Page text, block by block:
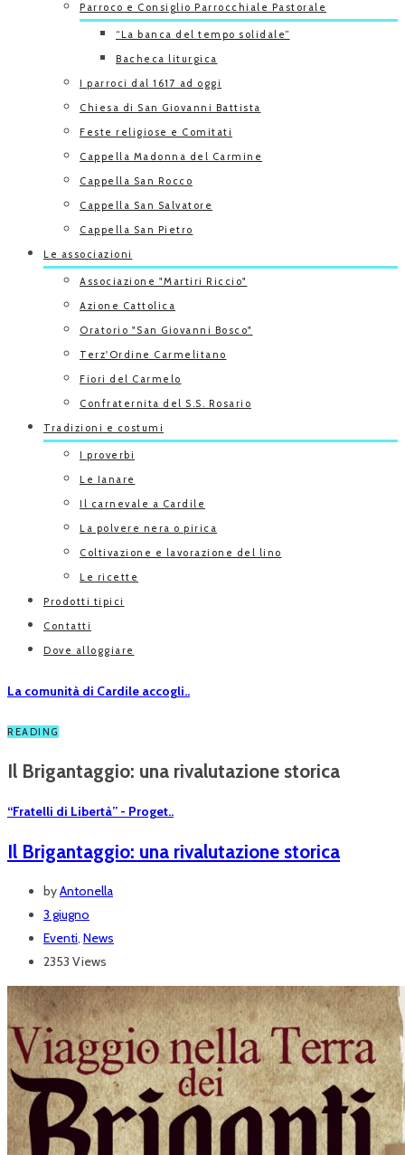
Parroco e Consiglio Parrocchiale Pastorale
“La banca del tempo solidale”
Bacheca liturgica
I parroci dal 1617 ad oggi
Chiesa di San Giovanni Battista
Feste religiose e Comitati
Cappella Madonna del Carmine
Cappella San Rocco
Cappella San Salvatore
Cappella San Pietro
Le associazioni
Associazione "Martiri Riccio"
Azione Cattolica
Oratorio "San Giovanni Bosco"
Terz'Ordine Carmelitano
Fiori del Carmelo
Confraternita del S.S. Rosario
Tradizioni e costumi
I proverbi
Le Ianare
Il carnevale a Cardile
La polvere nera o pirica
Coltivazione e lavorazione del lino
Le ricette
Prodotti tipici
Contatti
Dove alloggiare
La comunità di Cardile accogli..
READING
Il Brigantaggio: una rivalutazione storica
“Fratelli di Libertà” - Proget..
Il Brigantaggio: una rivalutazione storica
byAntonella
3 giugno
Eventi, News
2353 Views